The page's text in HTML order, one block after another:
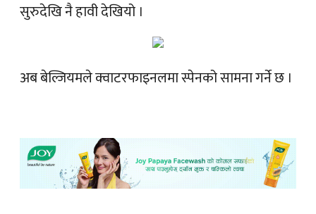
सुरुदेखि नै हावी देखियो ।
अब बेल्जियमले क्वाटरफाइनलमा स्पेनको सामना गर्ने छ ।